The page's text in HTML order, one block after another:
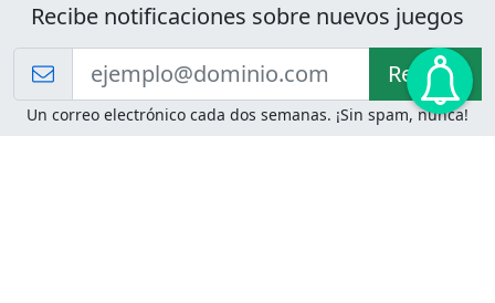
Recibe notificaciones sobre nuevos juegos
Recibir!
Un correo electrónico cada dos semanas. ¡Sin spam, nunca!